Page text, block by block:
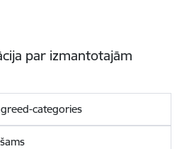
par izmantotajām
categories